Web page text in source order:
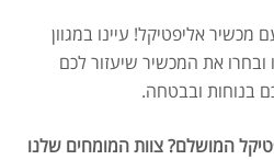
אליפטיקל! עיינו במגוון
ובחרו את המכשיר שיעזור לכם
בנוחות ובבטחה.
המושלם? צוות המומחים שלנו